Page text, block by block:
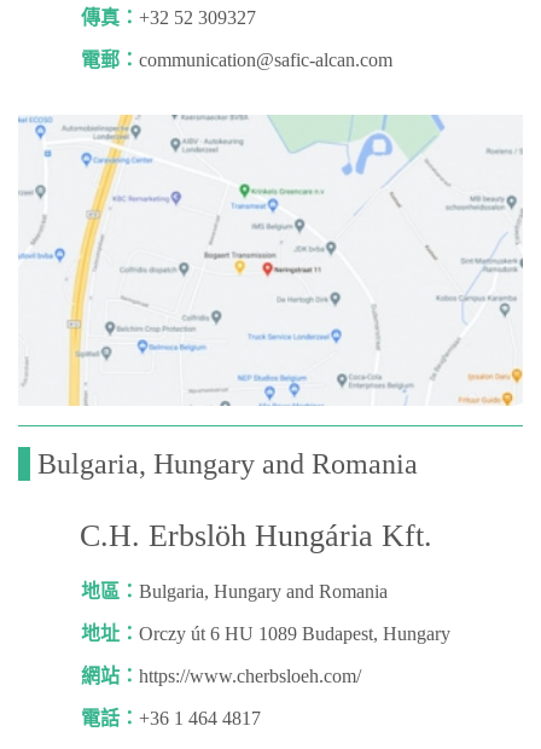
傳真：+32 52 309327
電郵：communication@safic-alcan.com
Bulgaria, Hungary and Romania
C.H. Erbslöh Hungária Kft.
地區：Bulgaria, Hungary and Romania
地址：Orczy út 6 HU 1089 Budapest, Hungary
網站：https://www.cherbsloeh.com/
電話：+36 1 464 4817